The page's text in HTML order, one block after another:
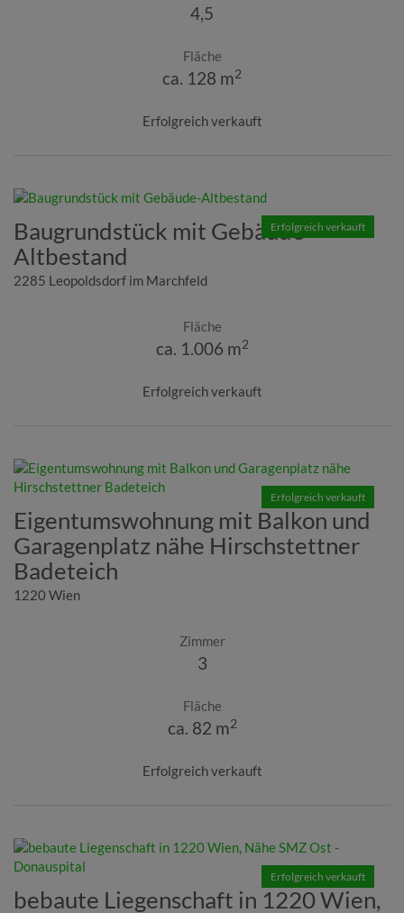
4,5
Fläche
ca. 128 m2
Erfolgreich verkauft
Erfolgreich verkauft
Baugrundstück mit Gebäude-
Altbestand
2285 Leopoldsdorf im Marchfeld
Fläche
ca. 1.006 m2
Erfolgreich verkauft
Erfolgreich verkauft
Eigentumswohnung mit Balkon und
Garagenplatz nähe Hirschstettner
Badeteich
1220 Wien
Zimmer
3
Fläche
ca. 82 m2
Erfolgreich verkauft
Erfolgreich verkauft
bebaute Liegenschaft in 1220 Wien,